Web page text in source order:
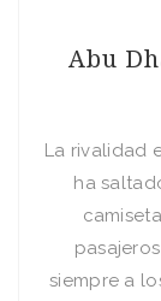
Abu
La rivalidad
ha
siempre a